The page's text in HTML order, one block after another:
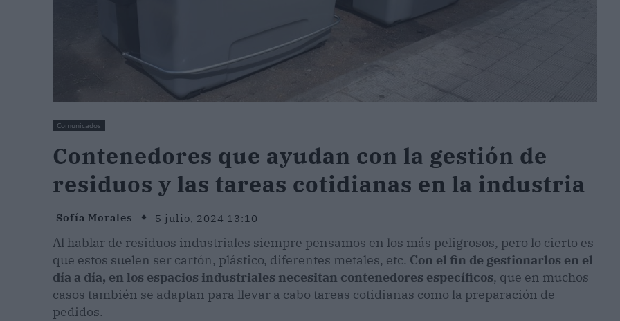
Comunicados
Contenedores que ayudan con la gestión de
residuos y las tareas cotidianas en la industria
Sofía Morales 5 julio, 2024 13:10
Al hablar de residuos industriales siempre pensamos en los más peligrosos, pero lo cierto es
que estos suelen ser cartón, plástico, diferentes metales, etc. Con el fin de gestionarlos en el
día a día, en los espacios industriales necesitan contenedores específicos, que en muchos
casos también se adaptan para llevar a cabo tareas cotidianas como la preparación de
pedidos.